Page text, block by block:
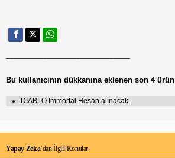
Bu kullanıcının dükkanına eklenen son 4 ürün
DİABLO İmmortal Hesap alınacak
Yapay Zeka’dan İlgili Konular